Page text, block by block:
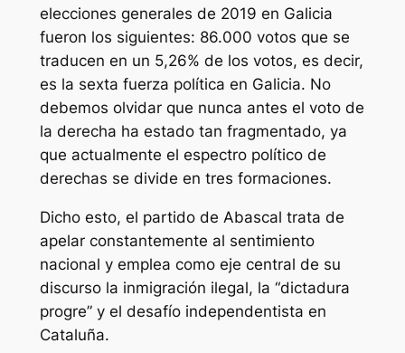
elecciones generales de 2019 en Galicia
fueron los siguientes: 86.000 votos que se
traducen en un 5,26% de los votos, es decir,
es la sexta fuerza política en Galicia. No
debemos olvidar que nunca antes el voto de
la derecha ha estado tan fragmentado, ya
que actualmente el espectro político de
derechas se divide en tres formaciones.
Dicho esto, el partido de Abascal trata de
apelar constantemente al sentimiento
nacional y emplea como eje central de su
discurso la inmigración ilegal, la “dictadura
progre” y el desafío independentista en
Cataluña.